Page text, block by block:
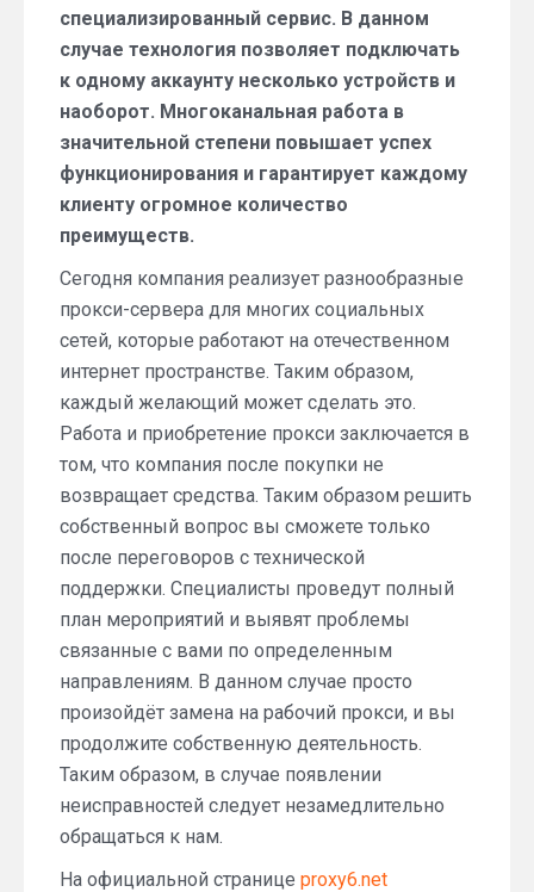
специализированный сервис. В данном
случае технология позволяет подключать
к одному аккаунту несколько устройств и
наоборот. Многоканальная работа в
значительной степени повышает успех
функционирования и гарантирует каждому
клиенту огромное количество
преимуществ.
Сегодня компания реализует разнообразные
прокси-сервера для многих социальных
сетей, которые работают на отечественном
интернет пространстве. Таким образом,
каждый желающий может сделать это.
Работа и приобретение прокси заключается в
том, что компания после покупки не
возвращает средства. Таким образом решить
собственный вопрос вы сможете только
после переговоров с технической
поддержки. Специалисты проведут полный
план мероприятий и выявят проблемы
связанные с вами по определенным
направлениям. В данном случае просто
произойдёт замена на рабочий прокси, и вы
продолжите собственную деятельность.
Таким образом, в случае появлении
неисправностей следует незамедлительно
обращаться к нам.
На официальной странице proxy6.net